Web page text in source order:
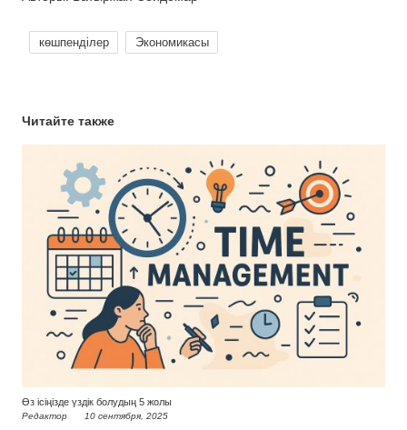
көшпенділер Экономикасы
Читайте также
Өз ісіңізде үздік болудың 5 жолы
Редактор 10 сентября, 2025